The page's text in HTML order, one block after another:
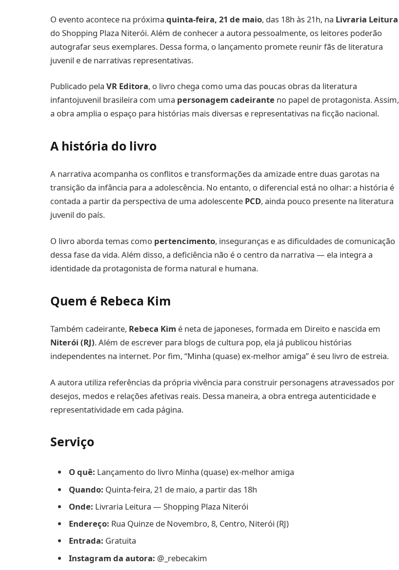
O evento acontece na próxima quinta-feira, 21 de maio, das 18h às 21h, na Livraria Leitura
do Shopping Plaza Niterói. Além de conhecer a autora pessoalmente, os leitores poderão
autografar seus exemplares. Dessa forma, o lançamento promete reunir fãs de literatura
juvenil e de narrativas representativas.
Publicado pela VR Editora, o livro chega como uma das poucas obras da literatura
infantojuvenil brasileira com uma personagem cadeirante no papel de protagonista. Assim,
a obra amplia o espaço para histórias mais diversas e representativas na ficção nacional.
A história do livro
A narrativa acompanha os conflitos e transformações da amizade entre duas garotas na
transição da infância para a adolescência. No entanto, o diferencial está no olhar: a história é
contada a partir da perspectiva de uma adolescente PCD, ainda pouco presente na literatura
juvenil do país.
O livro aborda temas como pertencimento, inseguranças e as dificuldades de comunicação
dessa fase da vida. Além disso, a deficiência não é o centro da narrativa — ela integra a
identidade da protagonista de forma natural e humana.
Quem é Rebeca Kim
Também cadeirante, Rebeca Kim é neta de japoneses, formada em Direito e nascida em
Niterói (RJ). Além de escrever para blogs de cultura pop, ela já publicou histórias
independentes na internet. Por fim, “Minha (quase) ex-melhor amiga” é seu livro de estreia.
A autora utiliza referências da própria vivência para construir personagens atravessados por
desejos, medos e relações afetivas reais. Dessa maneira, a obra entrega autenticidade e
representatividade em cada página.
Serviço
O quê: Lançamento do livro Minha (quase) ex-melhor amiga
Quando: Quinta-feira, 21 de maio, a partir das 18h
Onde: Livraria Leitura — Shopping Plaza Niterói
Endereço: Rua Quinze de Novembro, 8, Centro, Niterói (RJ)
Entrada: Gratuita
Instagram da autora: @_rebecakim